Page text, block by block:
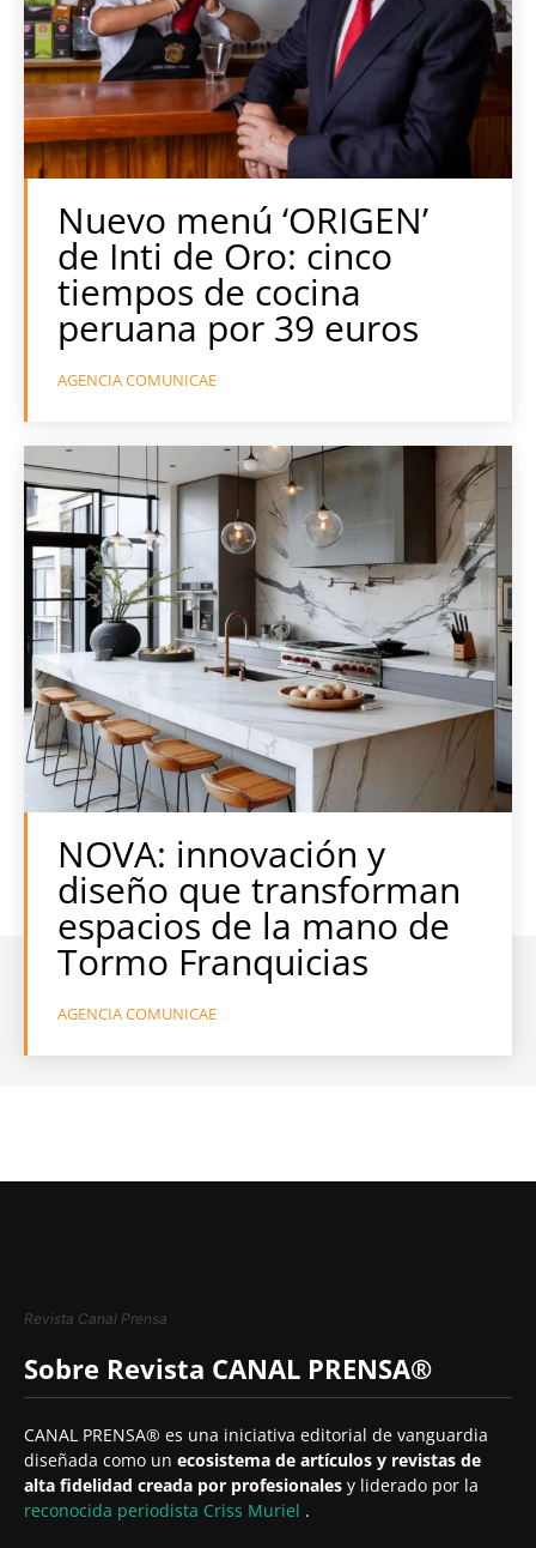
Nuevo menú ‘ORIGEN’
de Inti de Oro: cinco
tiempos de cocina
peruana por 39 euros
AGENCIA COMUNICAE
NOVA: innovación y
diseño que transforman
espacios de la mano de
Tormo Franquicias
AGENCIA COMUNICAE
Revista Canal Prensa
Sobre Revista CANAL PRENSA®
CANAL PRENSA® es una iniciativa editorial de vanguardia
diseñada como un ecosistema de artículos y revistas de
alta fidelidad creada por profesionales y liderado por la
reconocida periodista Criss Muriel .